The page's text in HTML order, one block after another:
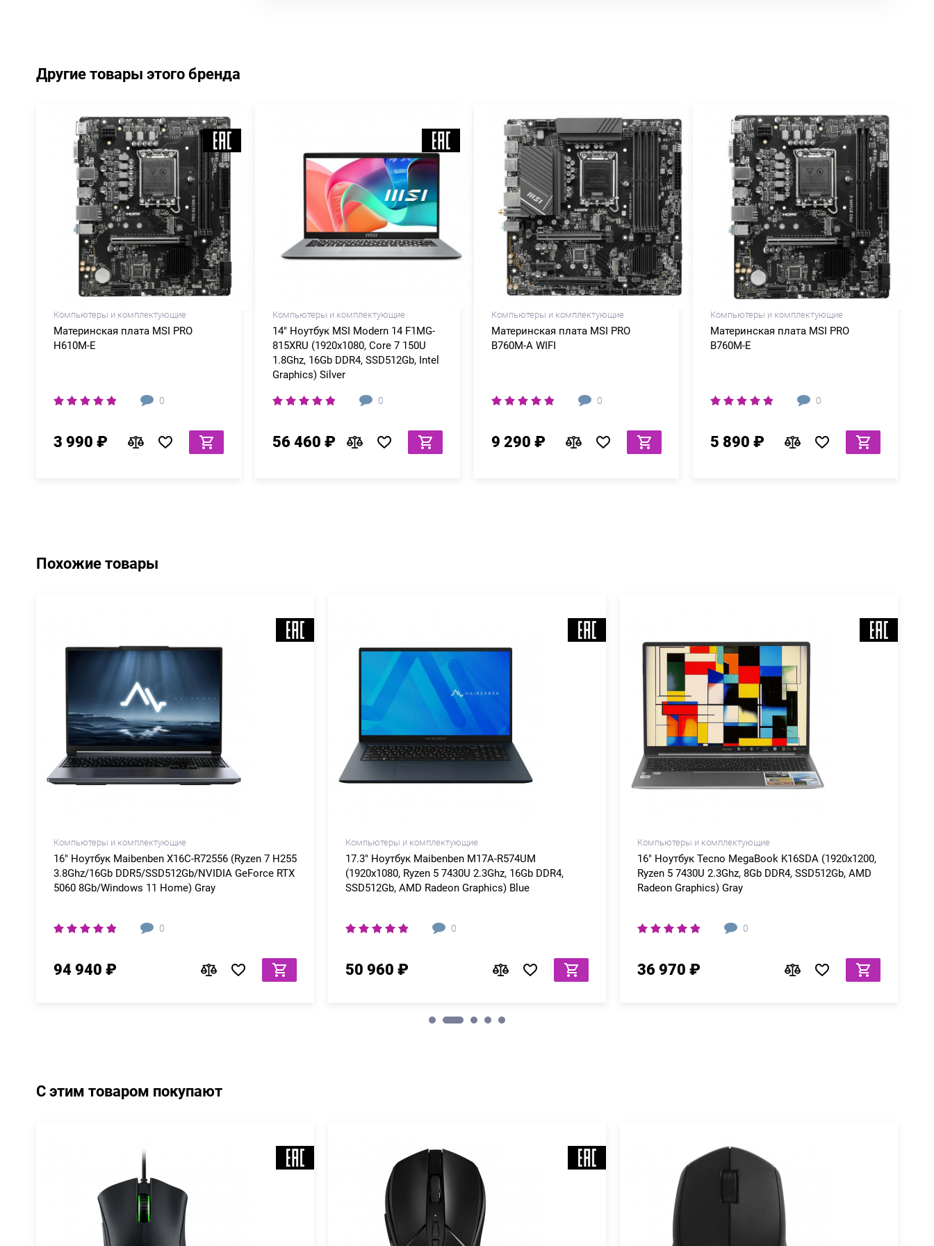
Другие товары этого бренда
Компьютеры и комплектующие
Материнская плата MSI PRO
H610M-E
0
3 990 ₽
Компьютеры и комплектующие
14" Ноутбук MSI Modern 14 F1MG-
815XRU (1920x1080, Core 7 150U
1.8Ghz, 16Gb DDR4, SSD512Gb, Intel
Graphics) Silver
0
56 460 ₽
Компьютеры и комплектующие
Материнская плата MSI PRO
B760M-A WIFI
0
9 290 ₽
Компьютеры и комплектующие
Материнская плата MSI PRO
B760M-E
0
5 890 ₽
Похожие товары
Компьютеры и комплектующие
16" Ноутбук Maibenben X16C-R72556 (Ryzen 7 H255
3.8Ghz/16Gb DDR5/SSD512Gb/NVIDIA GeForce RTX
5060 8Gb/Windows 11 Home) Gray
0
94 940 ₽
Компьютеры и комплектующие
17.3" Ноутбук Maibenben M17A-R574UM
(1920x1080, Ryzen 5 7430U 2.3Ghz, 16Gb DDR4,
SSD512Gb, AMD Radeon Graphics) Blue
0
50 960 ₽
Компьютеры и комплектующие
16" Ноутбук Tecno MegaBook K16SDA (1920x1200,
Ryzen 5 7430U 2.3Ghz, 8Gb DDR4, SSD512Gb, AMD
Radeon Graphics) Gray
0
36 970 ₽
С этим товаром покупают